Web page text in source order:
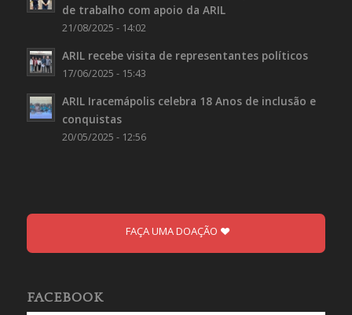
de trabalho com apoio da ARIL
21/08/2025 - 14:02
ARIL recebe visita de representantes políticos
17/06/2025 - 15:43
ARIL Iracemápolis celebra 18 Anos de inclusão e
conquistas
20/05/2025 - 12:56
FAÇA UMA DOAÇÃO
FACEBOOK